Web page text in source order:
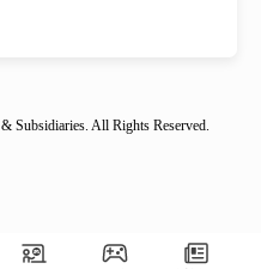
Subsidiaries. All Rights Reserved.